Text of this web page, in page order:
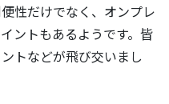
性だけでなく、オンプレ
ントもあるようです。皆
トなどが飛び交いまし